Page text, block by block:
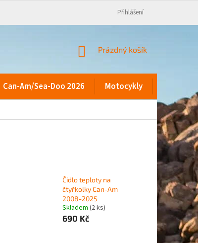
Přihlášení
NÁKUPNÍ
Prázdný košík
Can-Am/Sea-Doo 2026 Motocykly
Čidlo teploty na
čtyřkolky Can-Am
2008-2025
Skladem (2 ks)
690 Kč